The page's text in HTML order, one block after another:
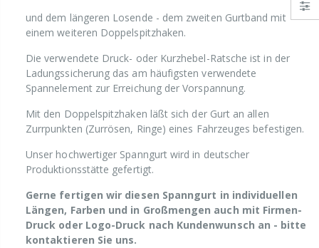
und dem längeren Losende - dem zweiten Gurtband mit
einem weiteren Doppelspitzhaken.
Die verwendete Druck- oder Kurzhebel-Ratsche ist in der
Ladungssicherung das am häufigsten verwendete
Spannelement zur Erreichung der Vorspannung.
Mit den Doppelspitzhaken läßt sich der Gurt an allen
Zurrpunkten (Zurrösen, Ringe) eines Fahrzeuges befestigen.
Unser hochwertiger Spanngurt wird in deutscher
Produktionsstätte gefertigt.
Gerne fertigen wir diesen Spanngurt in individuellen
Längen, Farben und in Großmengen auch mit Firmen-
Druck oder Logo-Druck nach Kundenwunsch an - bitte
kontaktieren Sie uns.